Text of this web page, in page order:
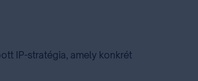
IP-stratégia, amely konkrét